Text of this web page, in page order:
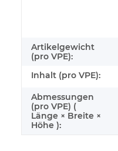
Artikelgewicht
(pro VPE):
Inhalt (pro VPE):
Abmessungen
(pro VPE) (
Länge × Breite ×
Höhe ):